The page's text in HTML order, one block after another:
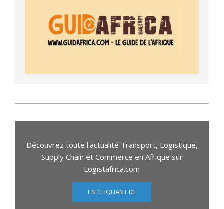
Découvrez toute l'actualité Transport, Logistique,
Supply Chain et Commerce en Afrique sur
Logistafrica.com
EN CLIQUANT ICI